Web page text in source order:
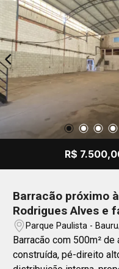
R$
Barracão próximo
Rodrigues Alves e
à Rodovia
Ribeiro de Barros,
logística e
Parque Paulista -
Barracão com 500m² de
construída, pé-direito